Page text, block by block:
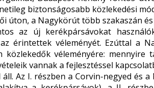
biztonságosabb közlekedési
úton, a Nagykörút több szakaszán
az új kerékpársávokat
érintettek véleményét. Ezúttal a
közlekedők véleményére:
vannak a fejlesztéssel
Az I. részben a Corvin-negyed és